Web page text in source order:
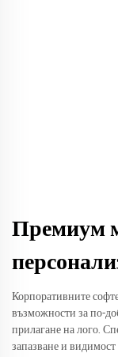
Премиум
Корпоративните
възможности за по-
прилагане на лого.
запазване и